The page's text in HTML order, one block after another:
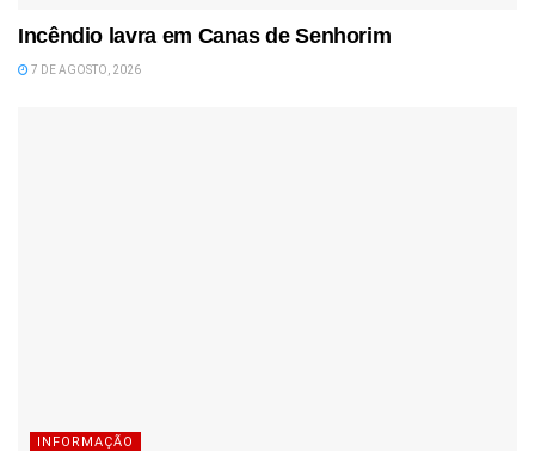
Incêndio lavra em Canas de Senhorim
7 DE AGOSTO, 2026
INFORMAÇÃO